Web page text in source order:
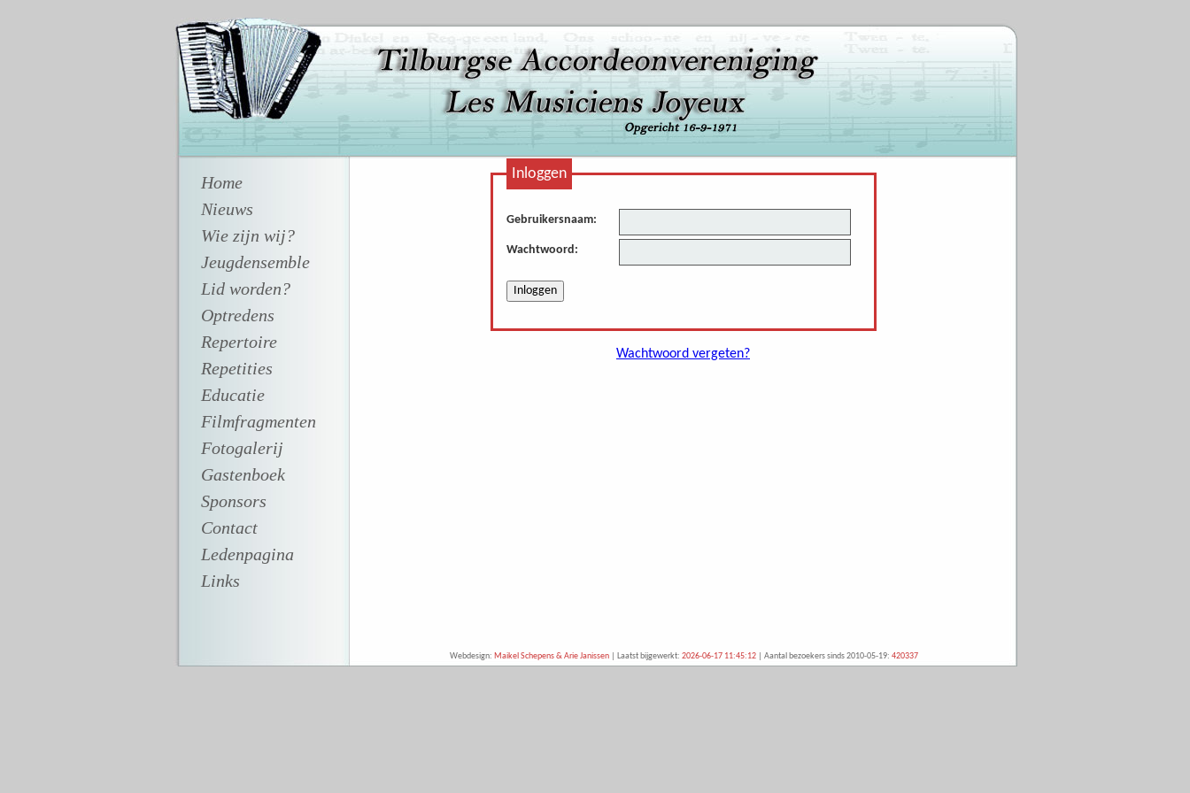
Home
Nieuws
Wie zijn wij?
Jeugdensemble
Lid worden?
Optredens
Repertoire
Repetities
Educatie
Filmfragmenten
Fotogalerij
Gastenboek
Sponsors
Contact
Ledenpagina
Links
Inloggen
Gebruikersnaam:
Wachtwoord:
Wachtwoord vergeten?
Webdesign: Maikel Schepens & Arie Janissen| Laatst bijgewerkt: 2026-06-17 11:45:12| Aantal bezoekers sinds 2010-05-19: 420337